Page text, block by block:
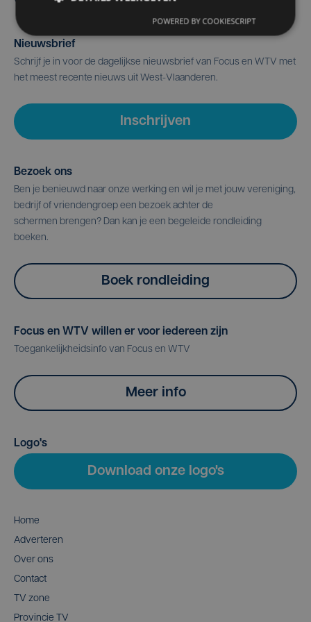
Nieuwsbrief
Schrijf je in voor de dagelijkse nieuwsbrief van Focus en WTV met
het meest recente nieuws uit West-Vlaanderen.
Inschrijven
Bezoek ons
Ben je benieuwd naar onze werking en wil je met jouw vereniging,
bedrijf of vriendengroep een bezoek achter de
schermen brengen? Dan kan je een begeleide rondleiding
boeken.
Boek rondleiding
Focus en WTV willen er voor iedereen zijn
Toegankelijkheidsinfo van Focus en WTV
Meer info
Logo's
Download onze logo's
Home
Adverteren
Over ons
Contact
TV zone
Provincie TV
POWERED BY COOKIESCRIPT